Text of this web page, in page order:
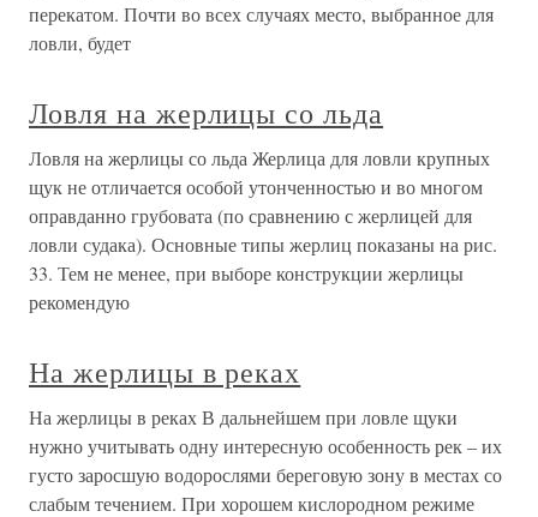
перекатом. Почти во всех случаях место, выбранное для
ловли, будет
Ловля на жерлицы со льда
Ловля на жерлицы со льда Жерлица для ловли крупных
щук не отличается особой утонченностью и во многом
оправданно грубовата (по сравнению с жерлицей для
ловли судака). Основные типы жерлиц показаны на рис.
33. Тем не менее, при выборе конструкции жерлицы
рекомендую
На жерлицы в реках
На жерлицы в реках В дальнейшем при ловле щуки
нужно учитывать одну интересную особенность рек – их
густо заросшую водорослями береговую зону в местах со
слабым течением. При хорошем кислородном режиме